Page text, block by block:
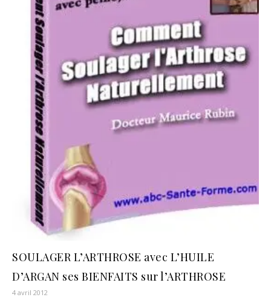
SOULAGER L’ARTHROSE avec L’HUILE
D’ARGAN ses BIENFAITS sur l’ARTHROSE
4 avril 2012